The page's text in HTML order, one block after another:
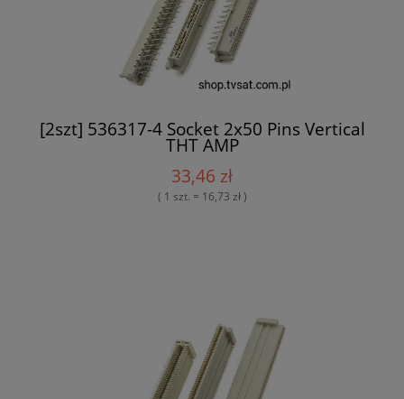
[2szt] 536317-4 Socket 2x50 Pins Vertical
THT AMP
33,46 zł
( 1 szt. = 16,73 zł )